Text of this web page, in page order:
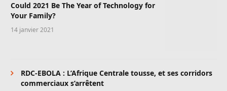
Could 2021 Be The Year of Technology for
Your Family?
14 janvier 2021
RDC-EBOLA : L’Afrique Centrale tousse, et ses corridors
commerciaux s’arrêtent